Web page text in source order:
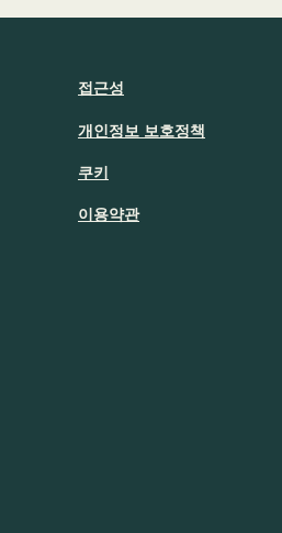
접근성
개인정보 보호정책
쿠키
이용약관